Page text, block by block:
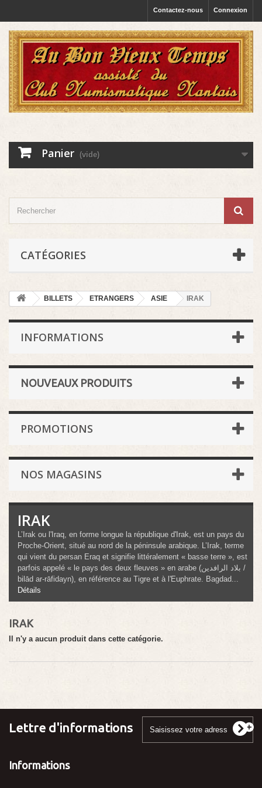
Connexion
Contactez-nous
Panier (vide)
CATÉGORIES
BILLETS ETRANGERS ASIE IRAK
INFORMATIONS
NOUVEAUX PRODUITS
PROMOTIONS
NOS MAGASINS
IRAK
L’Irak ou l'Iraq, en forme longue la république d'Irak, est un pays du
Proche-Orient, situé au nord de la péninsule arabique. L’Irak, terme
qui vient du persan Eraq et signifie littéralement « basse terre », est
parfois appelé « le pays des deux fleuves » en arabe (بلاد الرافدين /
bilād ar-rāfidayn), en référence au Tigre et à l'Euphrate. Bagdad...
Détails
IRAK
Il n'y a aucun produit dans cette catégorie.
Lettre d'informations
Informations